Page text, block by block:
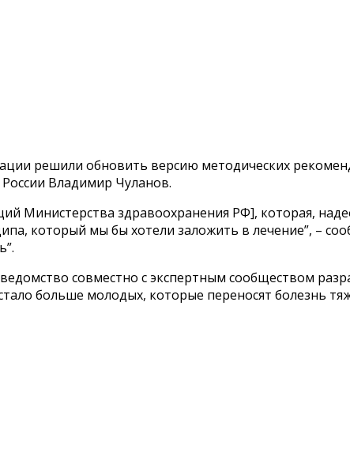
решили обновить версию методических
Владимир Чуланов.
Министерства здравоохранения РФ], которая,
который мы бы хотели заложить в лечение”, –
совместно с экспертным сообществом
больше молодых, которые переносят болезнь